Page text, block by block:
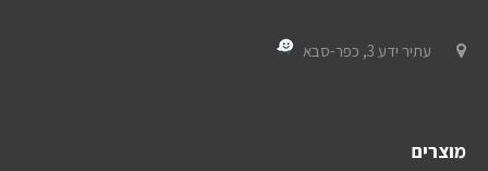
עתיר ידע 3, כפר-סבא
מוצרים